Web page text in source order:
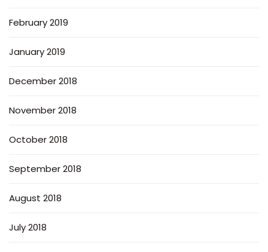
February 2019
January 2019
December 2018
November 2018
October 2018
September 2018
August 2018
July 2018